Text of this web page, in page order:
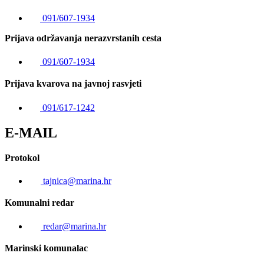
091/607-1934
Prijava održavanja nerazvrstanih cesta
091/607-1934
Prijava kvarova na javnoj rasvjeti
091/617-1242
E-MAIL
Protokol
tajnica@marina.hr
Komunalni redar
redar@marina.hr
Marinski komunalac